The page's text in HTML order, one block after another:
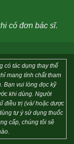
có đơn bác sĩ.
có tác dụng thay thế
mang tính chất tham
Bạn vui lòng đọc kỹ
khi dùng. Người
điều trị (và/ hoặc dược
tự ý sử dụng thuốc
cấp, chúng tôi sẽ